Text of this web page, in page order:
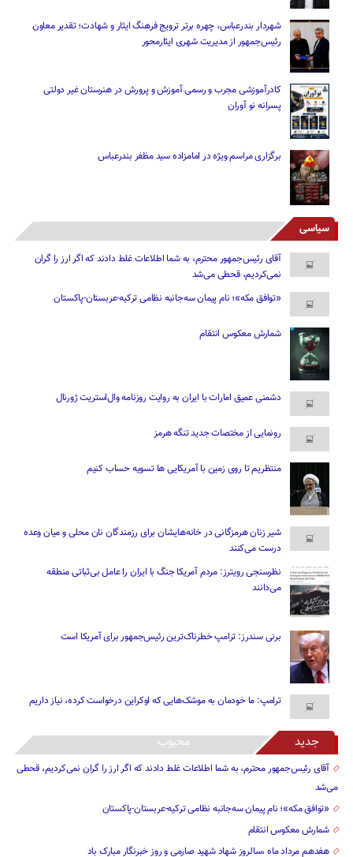
شهردار بندرعباس، چهره برتر ترویج فرهنگ ایثار و شهادت؛ تقدیر معاون
رئیس‌جمهور از مدیریت شهری ایثارمحور
کادرآموزشی مجرب و رسمی آموزش و پرورش در هنرستان غیر دولتی
پسرانه نو آوران
برگزاری مراسم ویژه در امامزاده سید مظفر بندرعباس
سیاسی
آقای رئیس‌جمهور محترم، به شما اطلاعات غلط دادند که اگر ارز را گران
نمی‌کردیم، قحطی می‌شد
«توافق مکه»؛ نام پیمان سه‌جانبه نظامی ترکیه-عربستان-پاکستان
شمارش معکوس انتقام
دشمنی عمیق امارات با ایران به روایت روزنامه وال‌استریت ژورنال
رونمایی از مختصات جدید تنگه هرمز
منتظریم تا روی زمین با آمریکایی ها تسویه حساب کنیم
شیر زنان هرمزگانی در خانه‌هایشان برای رزمندگان نان محلی و میان وعده
درست می‌کنند
نظرسنجی رویترز: مردم آمریکا جنگ با ایران را عامل بی‌ثباتی منطقه
می‌دانند
برنی سندرز: ترامپ خطرناک‌ترین رئیس‌جمهور برای آمریکا است
ترامپ: ما خودمان به موشک‌هایی که اوکراین درخواست کرده، نیاز داریم
جدید محبوب
آقای رئیس‌جمهور محترم، به شما اطلاعات غلط دادند که اگر ارز را گران نمی‌کردیم، قحطی
می‌شد
«توافق مکه»؛ نام پیمان سه‌جانبه نظامی ترکیه-عربستان-پاکستان
شمارش معکوس انتقام
هفدهم مرداد ماه ،سالروز شهاد شهید صارمی و روز خبرنگار مبارک باد